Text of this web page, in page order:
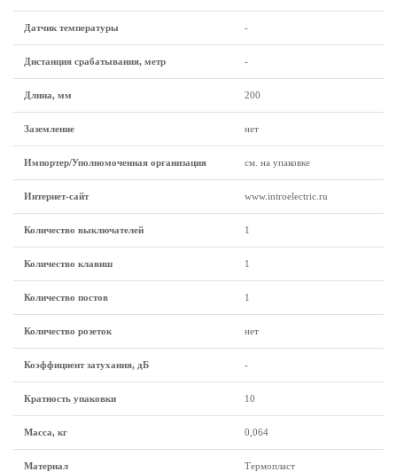
Датчик температуры -
Дистанция срабатывания, метр -
Длина, мм 200
Заземление нет
Импортер/Уполномоченная организация см. на упаковке
Интернет-сайт www.introelectric.ru
Количество выключателей 1
Количество клавиш 1
Количество постов 1
Количество розеток нет
Коэффициент затухания, дБ -
Кратность упаковки 10
Масса, кг 0,064
Материал Термопласт